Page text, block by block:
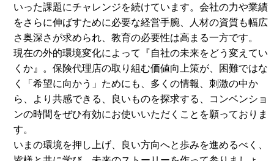
いった課題にチャレンジを続けています。会社の力や業績
をさらに伸ばすために必要な経営手腕、人材の資質も幅広
さ奥深さが求められ、教育の必要性は高まる一方です。
現在の外的環境変化によって『自社の未来をどう変えてい
くか』。保険代理店の取り組む価値向上策が、困難ではな
く「希望に向かう」ためにも、多くの情報、刺激の中か
ら、より共感できる、良いものを探求する、コンベンショ
ンの時間をぜひ有効にお使いいただくことを願っておりま
す。
いまの環境を押し上げ、良い方向へと歩みを進めるべく、